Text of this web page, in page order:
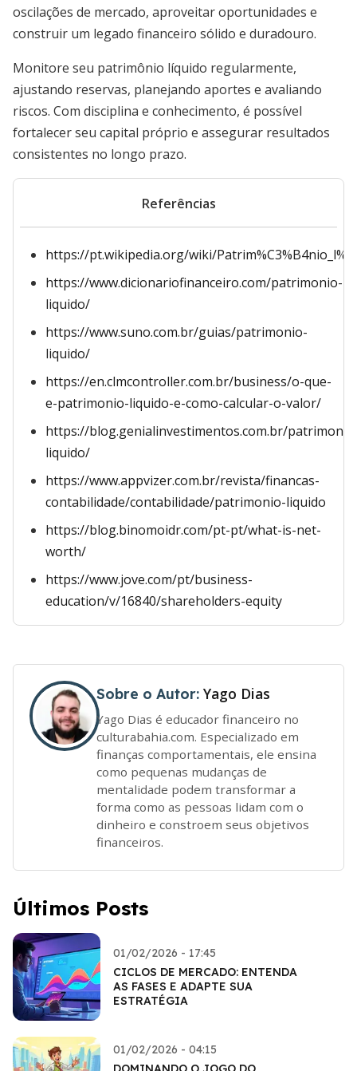
oscilações de mercado, aproveitar oportunidades e
construir um legado financeiro sólido e duradouro.
Monitore seu patrimônio líquido regularmente,
ajustando reservas, planejando aportes e avaliando
riscos. Com disciplina e conhecimento, é possível
fortalecer seu capital próprio e assegurar resultados
consistentes no longo prazo.
Referências
https://pt.wikipedia.org/wiki/
https://www.dicionariofinanceiro.com/patrimonio-
liquido/
https://www.suno.com.br/guias/patrimonio-
liquido/
https://en.clmcontroller.com.br/business/o-que-
e-patrimonio-liquido-e-como-calcular-o-valor/
https://blog.genialinvestimentos.com.br/
liquido/
https://www.appvizer.com.br/revista/financas-
contabilidade/contabilidade/patrimonio-liquido
https://blog.binomoidr.com/pt-pt/what-is-net-
worth/
https://www.jove.com/pt/business-
education/v/16840/shareholders-equity
Sobre o Autor: Yago Dias
Yago Dias é educador financeiro no
culturabahia.com. Especializado em
finanças comportamentais, ele ensina
como pequenas mudanças de
mentalidade podem transformar a
forma como as pessoas lidam com o
dinheiro e constroem seus objetivos
financeiros.
Últimos Posts
01/02/2026 - 17:45
CICLOS DE MERCADO: ENTENDA
AS FASES E ADAPTE SUA
ESTRATÉGIA
01/02/2026 - 04:15